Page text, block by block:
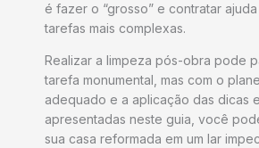
é fazer o “grosso” e contratar
tarefas mais complexas.
Realizar a limpeza pós-obra pode
tarefa monumental, mas com o
adequado e a aplicação das dicas
apresentadas neste guia, você
sua casa reformada em um lar